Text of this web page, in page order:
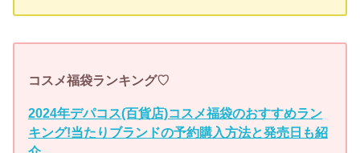
コスメ福袋ランキング♡
2024年デパコス(百貨店)コスメ福袋のおすすめラン
キング!当たりブランドの予約購入方法と発売日も紹